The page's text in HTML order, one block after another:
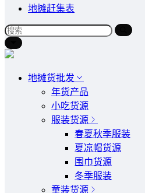
地摊赶集表
地摊货批发
年货产品
小吃货源
服装货源
春夏秋季服装
夏凉帽货源
围巾货源
冬季服装
童装货源